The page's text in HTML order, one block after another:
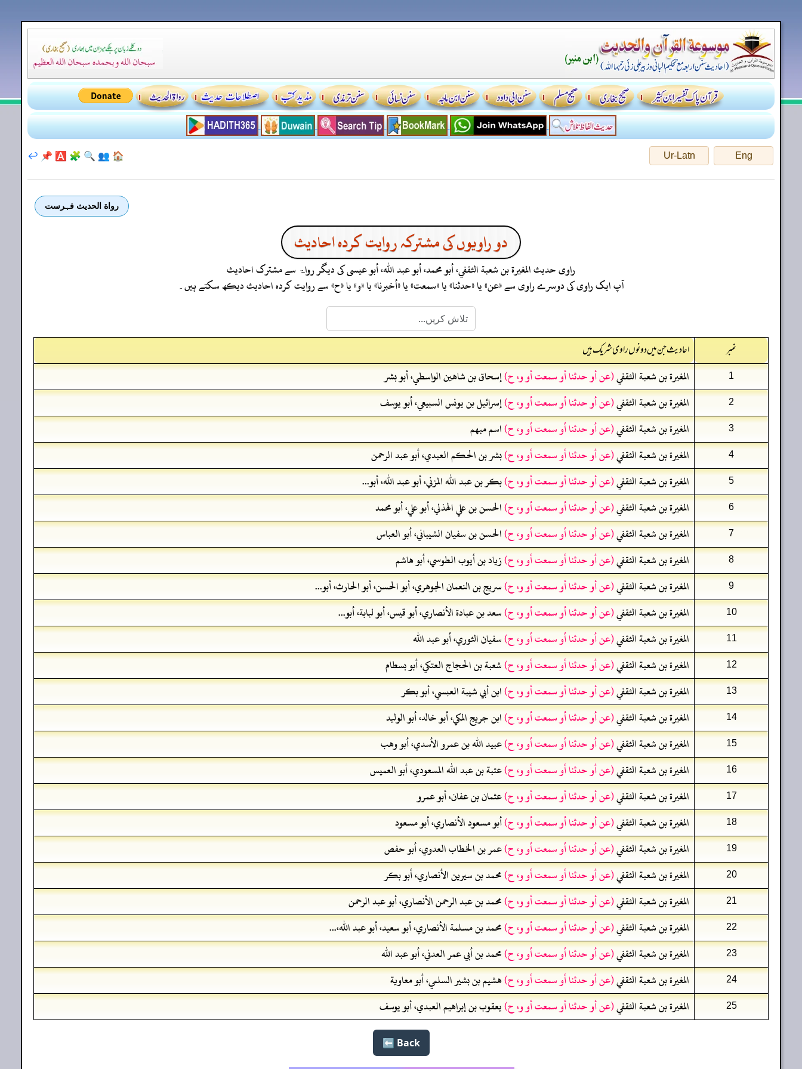
Eng
Ur-Latn
🏠
👥
🔍
🧩
🅰️
📌
↩️
رواة الحديث فہرست
دو راویوں کی مشترکہ روایت کردہ احادیث
راوی حدیثالمغيرة بن شعبة الثقفي، أبو محمد، أبو عبد الله، أبو عيسىکی دیگر رواۃ سے مشترک احادیث
آپ ایک راوی کی دوسرے راوی سے «عن» یا «حدثنا» یا «سمعت» یا «أخبرنا» یا «و» یا «ح» سے روایت کردہ احادیث دیکھ سکتے ہیں۔
نمبر احادیث جن میں دونوں راوی شریک ہیں
1 المغيرة بن شعبة الثقفي(عن أو حدثنا أو سمعت أو و، ح)إسحاق بن شاهين الواسطي، أبو بشر
2 المغيرة بن شعبة الثقفي(عن أو حدثنا أو سمعت أو و، ح)إسرائيل بن يونس السبيعي، أبو يوسف
3 المغيرة بن شعبة الثقفي(عن أو حدثنا أو سمعت أو و، ح)اسم مبهم
4 المغيرة بن شعبة الثقفي(عن أو حدثنا أو سمعت أو و، ح)بشر بن الحكم العبدي، أبو عبد الرحمن
5 المغيرة بن شعبة الثقفي(عن أو حدثنا أو سمعت أو و، ح)بكر بن عبد الله المزني، أبو عبد الله، أبو...
6 المغيرة بن شعبة الثقفي(عن أو حدثنا أو سمعت أو و، ح)الحسن بن علي الهذلي، أبو علي، أبو محمد
7 المغيرة بن شعبة الثقفي(عن أو حدثنا أو سمعت أو و، ح)الحسن بن سفيان الشيباني، أبو العباس
8 المغيرة بن شعبة الثقفي(عن أو حدثنا أو سمعت أو و، ح)زياد بن أيوب الطوسي، أبو هاشم
9 المغيرة بن شعبة الثقفي(عن أو حدثنا أو سمعت أو و، ح)سريج بن النعمان الجوهري، أبو الحسن، أبو الحارث، أبو...
10 المغيرة بن شعبة الثقفي(عن أو حدثنا أو سمعت أو و، ح)سعد بن عبادة الأنصاري، أبو قيس، أبو لبابة، أبو...
11 المغيرة بن شعبة الثقفي(عن أو حدثنا أو سمعت أو و، ح)سفيان الثوري، أبو عبد الله
12 المغيرة بن شعبة الثقفي(عن أو حدثنا أو سمعت أو و، ح)شعبة بن الحجاج العتكي، أبو بسطام
13 المغيرة بن شعبة الثقفي(عن أو حدثنا أو سمعت أو و، ح)ابن أبي شيبة العبسي، أبو بكر
14 المغيرة بن شعبة الثقفي(عن أو حدثنا أو سمعت أو و، ح)ابن جريج المكي، أبو خالد، أبو الوليد
15 المغيرة بن شعبة الثقفي(عن أو حدثنا أو سمعت أو و، ح)عبيد الله بن عمرو الأسدي، أبو وهب
16 المغيرة بن شعبة الثقفي(عن أو حدثنا أو سمعت أو و، ح)عتبة بن عبد الله المسعودي، أبو العميس
17 المغيرة بن شعبة الثقفي(عن أو حدثنا أو سمعت أو و، ح)عثمان بن عفان، أبو عمرو
18 المغيرة بن شعبة الثقفي(عن أو حدثنا أو سمعت أو و، ح)أبو مسعود الأنصاري، أبو مسعود
19 المغيرة بن شعبة الثقفي(عن أو حدثنا أو سمعت أو و، ح)عمر بن الخطاب العدوي، أبو حفص
20 المغيرة بن شعبة الثقفي(عن أو حدثنا أو سمعت أو و، ح)محمد بن سيرين الأنصاري، أبو بكر
21 المغيرة بن شعبة الثقفي(عن أو حدثنا أو سمعت أو و، ح)محمد بن عبد الرحمن الأنصاري، أبو عبد الرحمن
22 المغيرة بن شعبة الثقفي(عن أو حدثنا أو سمعت أو و، ح)محمد بن مسلمة الأنصاري، أبو سعيد، أبو عبد الله،...
23 المغيرة بن شعبة الثقفي(عن أو حدثنا أو سمعت أو و، ح)محمد بن أبي عمر العدني، أبو عبد الله
24 المغيرة بن شعبة الثقفي(عن أو حدثنا أو سمعت أو و، ح)هشيم بن بشير السلمي، أبو معاوية
25 المغيرة بن شعبة الثقفي(عن أو حدثنا أو سمعت أو و، ح)يعقوب بن إبراهيم العبدي، أبو يوسف
Back ⬅️